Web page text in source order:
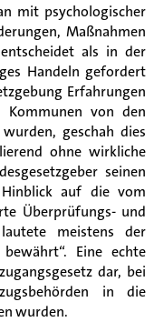
mit psychologischer
Maßnahmen
als in der
Handeln gefordert
Erfahrungen
von den
geschah dies
ohne wirkliche
seinen
auf die vom
Überprüfungs- und
lautete meistens der
Eine echte
dar, bei
in die
wurden.